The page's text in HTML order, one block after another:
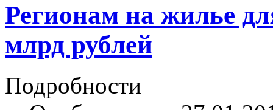
Регионам на жилье
млрд рублей
Подробности